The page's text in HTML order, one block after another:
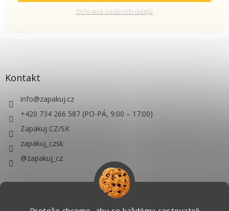
Ochrana osobních údajů
Kontakt
info@zapakuj.cz
+420 734 266 587 (PO-PÁ, 9:00 – 17:00)
Zapakuj CZ/SK
zapakuj_czsk
@zapakuj_cz